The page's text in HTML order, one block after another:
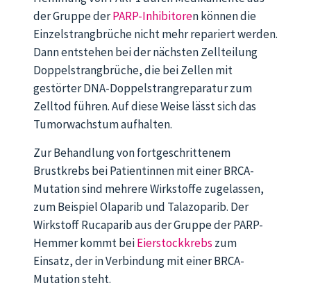
der Gruppe derPARP-Inhibitoren können die
Einzelstrangbrüche nicht mehr repariert werden.
Dann entstehen bei der nächsten Zellteilung
Doppelstrangbrüche, die bei Zellen mit
gestörter DNA-Doppelstrangreparatur zum
Zelltod führen. Auf diese Weise lässt sich das
Tumorwachstum aufhalten.
Zur Behandlung von fortgeschrittenem
Brustkrebs bei Patientinnen mit einer BRCA-
Mutation sind mehrere Wirkstoffe zugelassen,
zum Beispiel Olaparib und Talazoparib. Der
Wirkstoff Rucaparib aus der Gruppe der PARP-
Hemmer kommt beiEierstockkrebs zum
Einsatz, der in Verbindung mit einer BRCA-
Mutation steht.